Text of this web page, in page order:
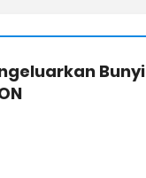
Bunyi